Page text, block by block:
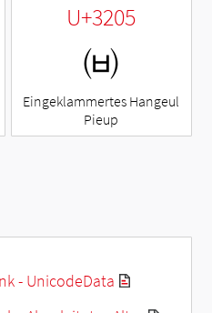
U+3205
㈅
Eingeklammertes Hangeul
Pieup
- UnicodeData